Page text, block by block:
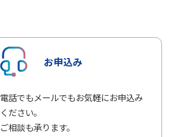
お申込み
電話でもメールでもお気軽にお申込み
ください。
ご相談も承ります。